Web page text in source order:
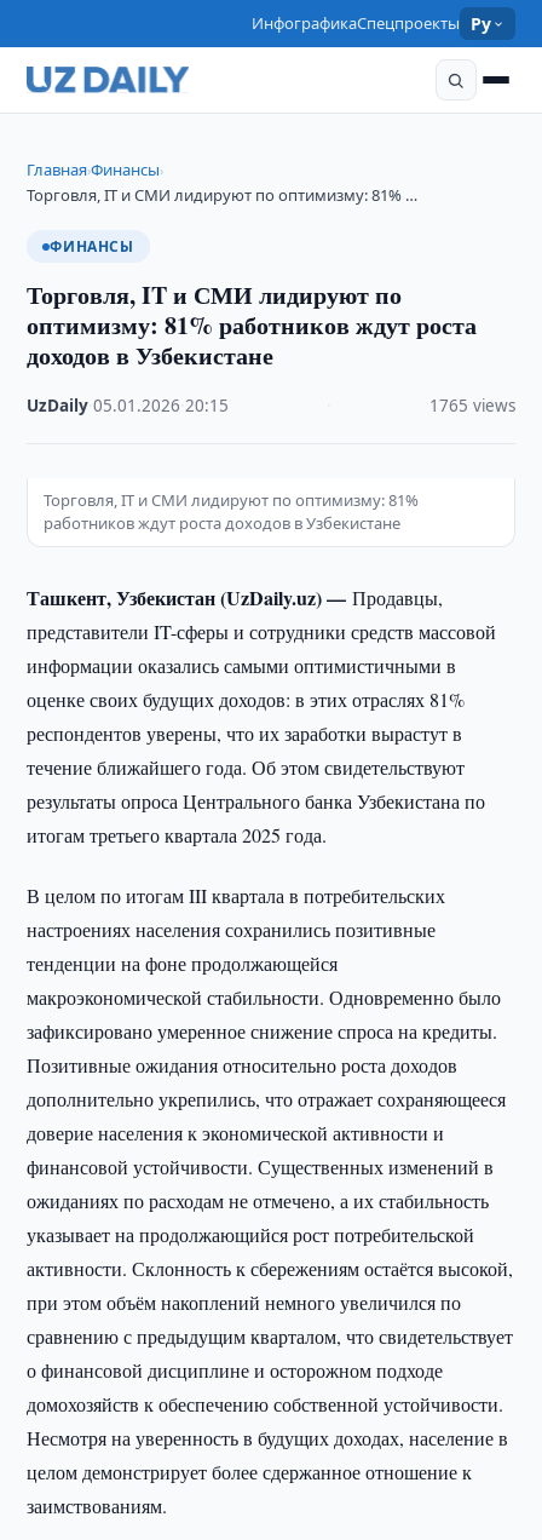
ИнфографикаСпецпроекты Ру
Главная›Финансы›
Торговля, IT и СМИ лидируют по оптимизму: 81% …
ФИНАНСЫ
Торговля, IT и СМИ лидируют по
оптимизму: 81% работников ждут роста
доходов в Узбекистане
UzDaily ·05.01.2026 ·20:15 1765 views
Торговля, IT и СМИ лидируют по оптимизму: 81%
работников ждут роста доходов в Узбекистане
Ташкент, Узбекистан (UzDaily.uz) —Продавцы,
представители IT-сферы и сотрудники средств массовой
информации оказались самыми оптимистичными в
оценке своих будущих доходов: в этих отраслях 81%
респондентов уверены, что их заработки вырастут в
течение ближайшего года. Об этом свидетельствуют
результаты опроса Центрального банка Узбекистана по
итогам третьего квартала 2025 года.
В целом по итогам III квартала в потребительских
настроениях населения сохранились позитивные
тенденции на фоне продолжающейся
макроэкономической стабильности. Одновременно было
зафиксировано умеренное снижение спроса на кредиты.
Позитивные ожидания относительно роста доходов
дополнительно укрепились, что отражает сохраняющееся
доверие населения к экономической активности и
финансовой устойчивости. Существенных изменений в
ожиданиях по расходам не отмечено, а их стабильность
указывает на продолжающийся рост потребительской
активности. Склонность к сбережениям остаётся высокой,
при этом объём накоплений немного увеличился по
сравнению с предыдущим кварталом, что свидетельствует
о финансовой дисциплине и осторожном подходе
домохозяйств к обеспечению собственной устойчивости.
Несмотря на уверенность в будущих доходах, население в
целом демонстрирует более сдержанное отношение к
заимствованиям.